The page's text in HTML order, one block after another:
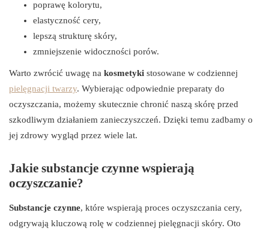
poprawę kolorytu,
elastyczność cery,
lepszą strukturę skóry,
zmniejszenie widoczności porów.
Warto zwrócić uwagę na kosmetyki stosowane w codziennej
pielęgnacji twarzy. Wybierając odpowiednie preparaty do
oczyszczania, możemy skutecznie chronić naszą skórę przed
szkodliwym działaniem zanieczyszczeń. Dzięki temu zadbamy o
jej zdrowy wygląd przez wiele lat.
Jakie substancje czynne wspierają
oczyszczanie?
Substancje czynne, które wspierają proces oczyszczania cery,
odgrywają kluczową rolę w codziennej pielęgnacji skóry. Oto